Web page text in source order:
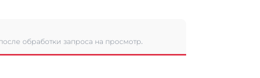
обработки запроса на просмотр.